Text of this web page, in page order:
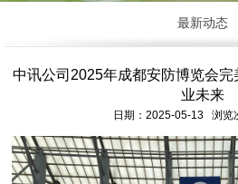
最新动态
中讯公司2025年成都安防博览会
业未来
日期：2025-05-13 浏览